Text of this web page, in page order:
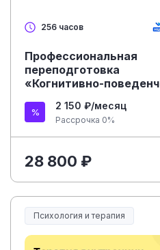
256 часов
Профессиональная
переподготовка
«Когнитивно-
2 150 ₽/месяц
Рассрочка 0%
28 800 ₽
Психология и терапия